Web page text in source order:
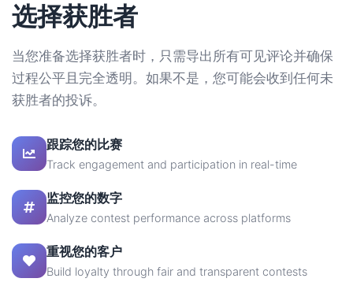
选择获胜者
当您准备选择获胜者时，只需导出所有可见评论并确保
过程公平且完全透明。如果不是，您可能会收到任何未
获胜者的投诉。
跟踪您的比赛
Track engagement and participation in real-time
监控您的数字
Analyze contest performance across platforms
重视您的客户
Build loyalty through fair and transparent contests